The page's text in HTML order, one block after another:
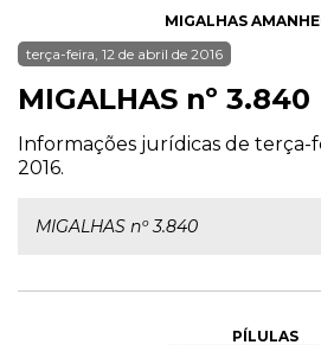
MIGALHAS
terça-feira, 12 de abril de 2016
MIGALHAS nº 3.840
Informações jurídicas de terça-
2016.
MIGALHAS nº 3.840
PÍLULAS